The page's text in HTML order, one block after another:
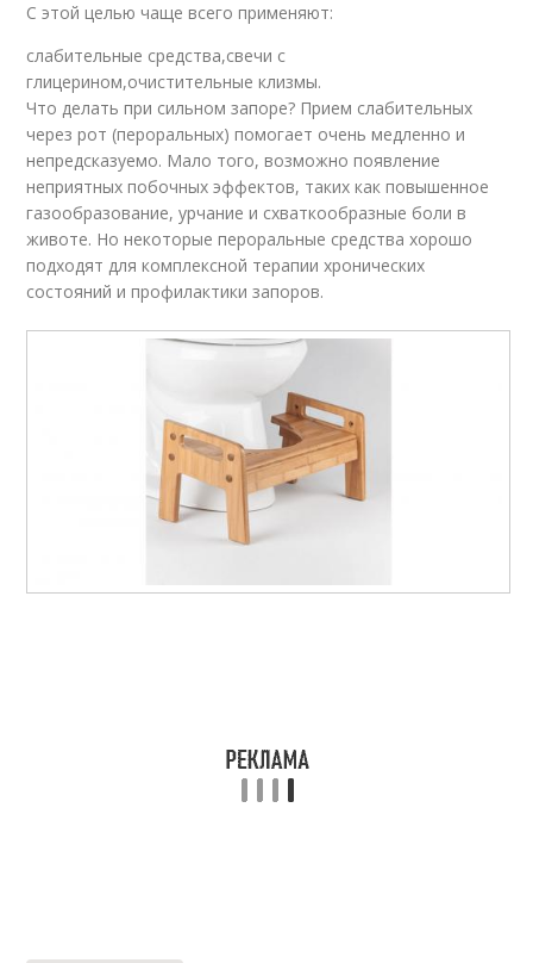
С этой целью чаще всего применяют:
слабительные средства,свечи с
глицерином,очистительные клизмы.
Что делать при сильном запоре? Прием слабительных
через рот (пероральных) помогает очень медленно и
непредсказуемо. Мало того, возможно появление
неприятных побочных эффектов, таких как повышенное
газообразование, урчание и схваткообразные боли в
животе. Но некоторые пероральные средства хорошо
подходят для комплексной терапии хронических
состояний и профилактики запоров.